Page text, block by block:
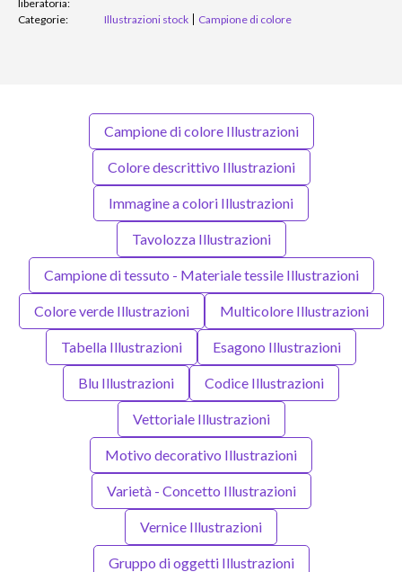
liberatoria:
Categorie: Illustrazioni stock Campione di colore
Campione di colore Illustrazioni
Colore descrittivo Illustrazioni
Immagine a colori Illustrazioni
Tavolozza Illustrazioni
Campione di tessuto - Materiale tessile Illustrazioni
Colore verde Illustrazioni Multicolore Illustrazioni
Tabella Illustrazioni Esagono Illustrazioni
Blu Illustrazioni Codice Illustrazioni
Vettoriale Illustrazioni
Motivo decorativo Illustrazioni
Varietà - Concetto Illustrazioni
Vernice Illustrazioni
Gruppo di oggetti Illustrazioni